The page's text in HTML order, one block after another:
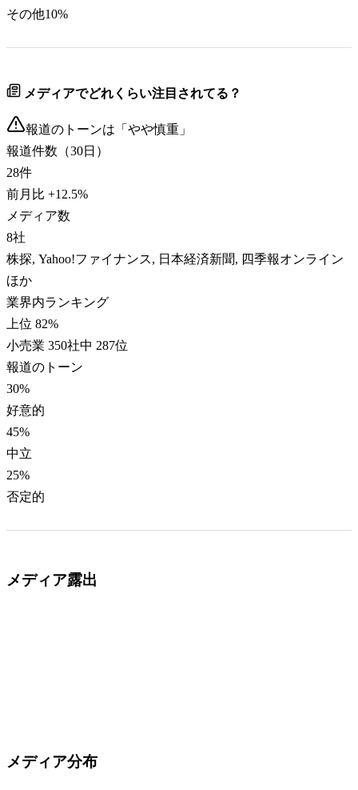
その他10%
メディアでどれくらい注目されてる？
報道のトーンは「 やや慎重 」
報道件数（30日）
28件
前月比 +12.5%
メディア数
8社
株探, Yahoo!ファイナンス, 日本経済新聞, 四季報オンライン
ほか
業界内ランキング
上位 82%
小売業 350社中 287位
報道のトーン
30%
好意的
45%
中立
25%
否定的
メディア露出
メディア分布